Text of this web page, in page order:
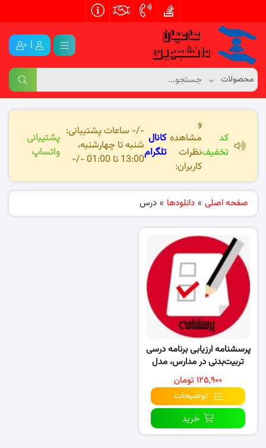
|
کد
تخفیف
و
مشاهده
نظرات
کاربران:
کانال
تلگرام
-/- ساعات پشتیبانی:
شنبه تا چهارشنبه،
13:00 تا 01:00 -/-
پشتیبانی
واتساپ
صفحه اصلی » دانلودها » درس
پرسشنامه ارزیابی برنامه درسی
تربیت‌بدنی در مدارس، مدل
آیزنر (۱۴۰۲)
۱۲۵,۹۰۰ تومان
توضیحات
خرید